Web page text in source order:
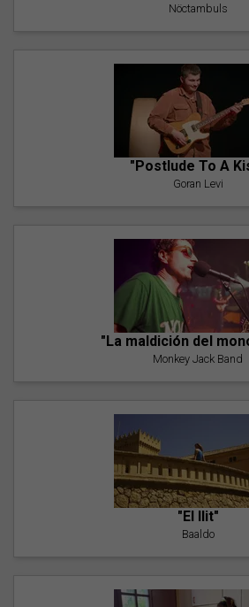
Nöctambuls
"Postlude To A
Goran Levi
"La maldición del
Monkey Jack Band
"El llit"
Baaldo